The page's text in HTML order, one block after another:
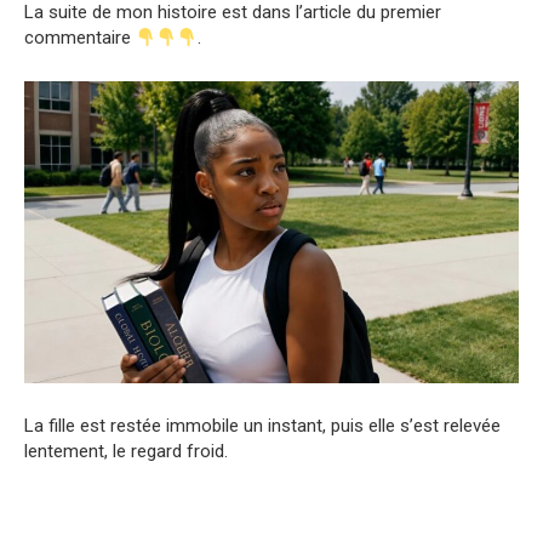
La suite de mon histoire est dans l’article du premier
commentaire
.
La fille est restée immobile un instant, puis elle s’est relevée
lentement, le regard froid.